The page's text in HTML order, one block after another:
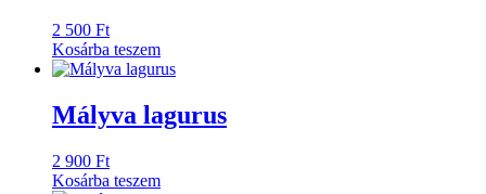
2 500 Ft
Kosárba teszem
Mályva lagurus
2 900 Ft
Kosárba teszem